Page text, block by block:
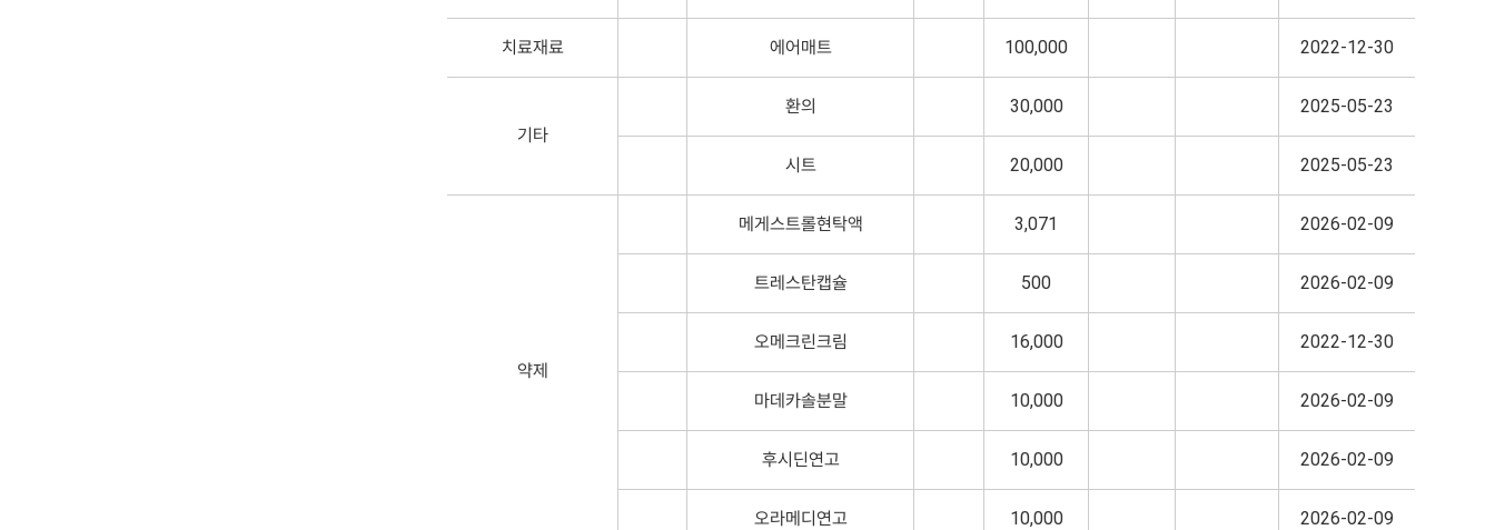
치료재료 에어매트 100,000 2022-12-30
기타
환의 30,000 2025-05-23
시트 20,000 2025-05-23
약제
메게스트롤현탁액 3,071 2026-02-09
트레스탄캡슐 500 2026-02-09
오메크린크림 16,000 2022-12-30
마데카솔분말 10,000 2026-02-09
후시딘연고 10,000 2026-02-09
오라메디연고 10,000 2026-02-09